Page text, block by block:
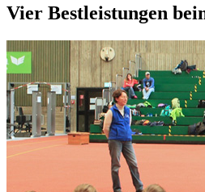
Vier Bestleistungen